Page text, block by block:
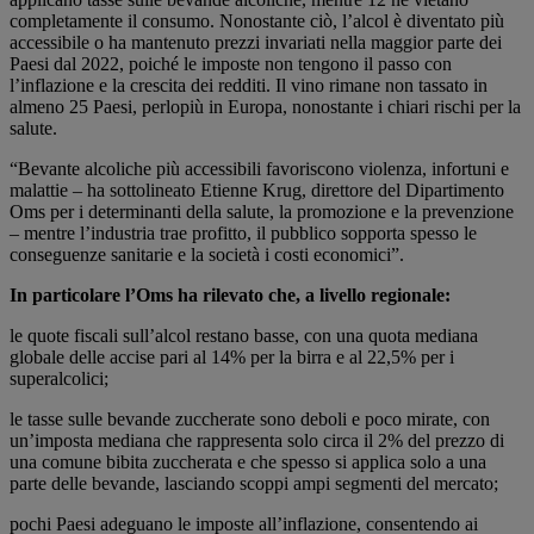
completamente il consumo. Nonostante ciò, l’alcol è diventato più
accessibile o ha mantenuto prezzi invariati nella maggior parte dei
Paesi dal 2022, poiché le imposte non tengono il passo con
l’inflazione e la crescita dei redditi. Il vino rimane non tassato in
almeno 25 Paesi, perlopiù in Europa, nonostante i chiari rischi per la
salute.
“Bevante alcoliche più accessibili favoriscono violenza, infortuni e
malattie – ha sottolineato Etienne Krug, direttore del Dipartimento
Oms per i determinanti della salute, la promozione e la prevenzione
– mentre l’industria trae profitto, il pubblico sopporta spesso le
conseguenze sanitarie e la società i costi economici”.
In particolare l’Oms ha rilevato che, a livello regionale:
le quote fiscali sull’alcol restano basse, con una quota mediana
globale delle accise pari al 14% per la birra e al 22,5% per i
superalcolici;
le tasse sulle bevande zuccherate sono deboli e poco mirate, con
un’imposta mediana che rappresenta solo circa il 2% del prezzo di
una comune bibita zuccherata e che spesso si applica solo a una
parte delle bevande, lasciando scoppi ampi segmenti del mercato;
pochi Paesi adeguano le imposte all’inflazione, consentendo ai